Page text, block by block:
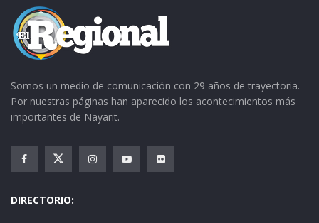
Somos un medio de comunicación con 29 años de trayectoria.
Por nuestras páginas han aparecido los acontecimientos más
importantes de Nayarit.
DIRECTORIO: